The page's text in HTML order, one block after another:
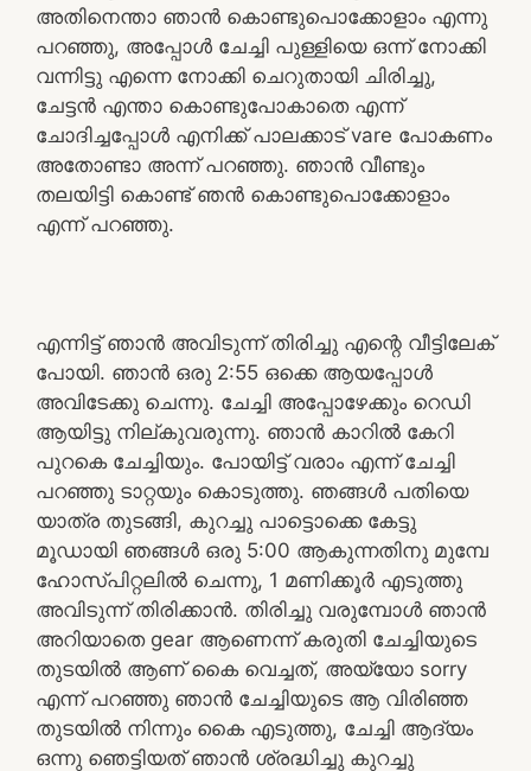
അതിനെന്താ ഞാൻ കൊണ്ടുപൊക്കോളാം എന്നു
പറഞ്ഞു, അപ്പോൾ ചേച്ചി പുള്ളിയെ ഒന്ന് നോക്കി
വന്നിട്ടു എന്നെ നോക്കി ചെറുതായി ചിരിച്ചു,
ചേട്ടൻ എന്താ കൊണ്ടുപോകാതെ എന്ന്
ചോദിച്ചപ്പോൾ എനിക്ക് പാലക്കാട്‌ vare പോകണം
അതോണ്ടാ അന്ന് പറഞ്ഞു. ഞാൻ വീണ്ടും
തലയിട്ടി കൊണ്ട് ഞൻ കൊണ്ടുപൊക്കോളാം
എന്ന് പറഞ്ഞു.
എന്നിട്ട് ഞാൻ അവിടുന്ന് തിരിച്ചു എന്റെ വീട്ടിലേക്
പോയി. ഞാൻ ഒരു 2:55 ഒക്കെ ആയപ്പോൾ
അവിടേക്കു ചെന്നു. ചേച്ചി അപ്പോഴേക്കും റെഡി
ആയിട്ടു നില്കുവരുന്നു. ഞാൻ കാറിൽ കേറി
പുറകെ ചേച്ചിയും. പോയിട്ട് വരാം എന്ന് ചേച്ചി
പറഞ്ഞു ടാറ്റയും കൊടുത്തു. ഞങ്ങൾ പതിയെ
യാത്ര തുടങ്ങി, കുറച്ചു പാട്ടൊക്കെ കേട്ടു
മൂഡായി ഞങ്ങൾ ഒരു 5:00 ആകുന്നതിനു മുമ്പേ
ഹോസ്പിറ്റലിൽ ചെന്നു, 1 മണിക്കൂർ എടുത്തു
അവിടുന്ന് തിരിക്കാൻ. തിരിച്ചു വരുമ്പോൾ ഞാൻ
അറിയാതെ gear ആണെന്ന് കരുതി ചേച്ചിയുടെ
തുടയിൽ ആണ് കൈ വെച്ചത്, അയ്യോ sorry
എന്ന് പറഞ്ഞു ഞാൻ ചേച്ചിയുടെ ആ വിരിഞ്ഞ
തുടയിൽ നിന്നും കൈ എടുത്തു, ചേച്ചി ആദ്യം
ഒന്നു ഞെട്ടിയത് ഞാൻ ശ്രദ്ധിച്ചു കുറച്ചു